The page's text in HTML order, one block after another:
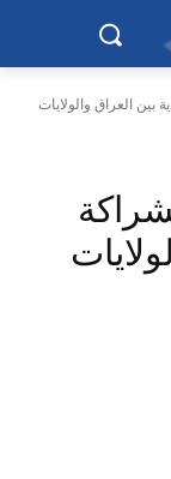
بين العراق والولايات